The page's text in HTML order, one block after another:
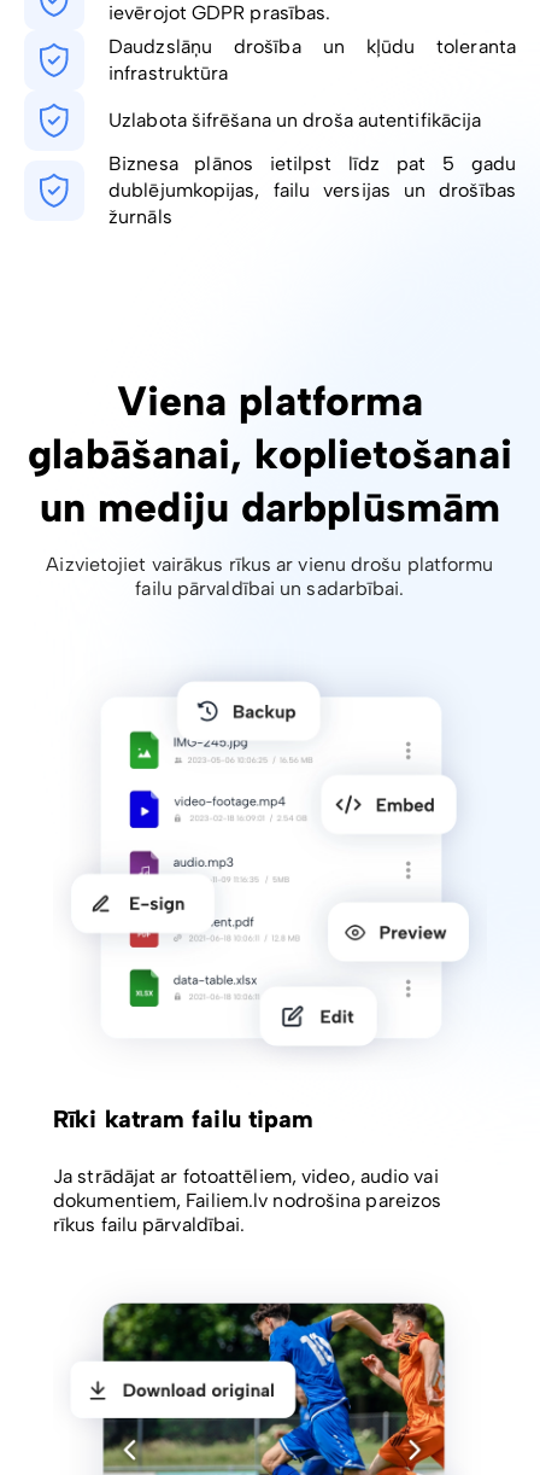
ievērojot GDPR prasības.
Daudzslāņu drošība un kļūdu toleranta
infrastruktūra
Uzlabota šifrēšana un droša autentifikācija
Biznesa plānos ietilpst līdz pat 5 gadu
dublējumkopijas, failu versijas un drošības
žurnāls
Viena platforma
glabāšanai, koplietošanai
un mediju darbplūsmām
Aizvietojiet vairākus rīkus ar vienu drošu platformu
failu pārvaldībai un sadarbībai.
Rīki katram failu tipam
Ja strādājat ar fotoattēliem, video, audio vai
dokumentiem, Failiem.lv nodrošina pareizos
rīkus failu pārvaldībai.